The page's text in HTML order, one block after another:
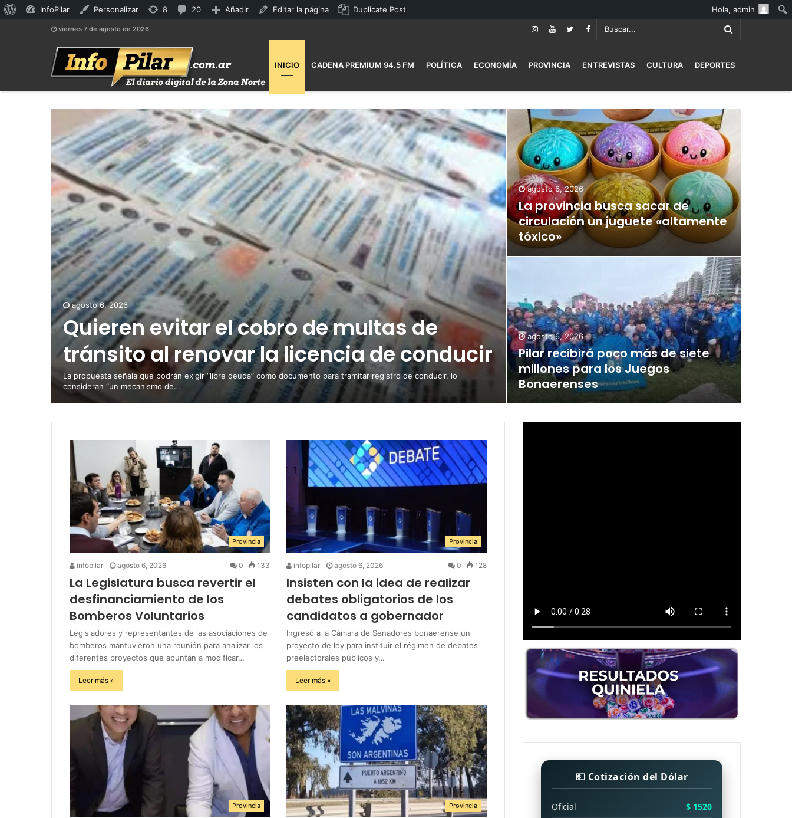
viernes 7 de agosto de 2026
INICIO CADENA PREMIUM 94.5 FM POLÍTICA ECONOMÍA PROVINCIA ENTREVISTAS CULTURA DEPORTES
agosto 6, 2026
Quieren evitar el cobro de multas de
tránsito al renovar la licencia de conducir
La propuesta señala que podrán exigir “libre deuda” como documento para tramitar registro de conducir, lo
consideran “un mecanismo de…
agosto 6, 2026
La provincia busca sacar de
circulación un juguete «altamente
tóxico»
agosto 6, 2026
Pilar recibirá poco más de siete
millones para los Juegos
Bonaerenses
Provincia
infopilar agosto 6, 2026 0 133
La Legislatura busca revertir el
desfinanciamiento de los
Bomberos Voluntarios
Legisladores y representantes de las asociaciones de
bomberos mantuvieron una reunión para analizar los
diferentes proyectos que apuntan a modificar…
Leer más »
Provincia
infopilar agosto 6, 2026 0 128
Insisten con la idea de realizar
debates obligatorios de los
candidatos a gobernador
Ingresó a la Cámara de Senadores bonaerense un
proyecto de ley para instituir el régimen de debates
preelectorales públicos y…
Leer más »
Provincia Provincia
💵 Cotización del Dólar
Oficial
$ 1520
AcercaInfoPilar Personalizar 88
disponibles
2020
moderación
Añadir Editar la página Duplicate Post Hola, admin